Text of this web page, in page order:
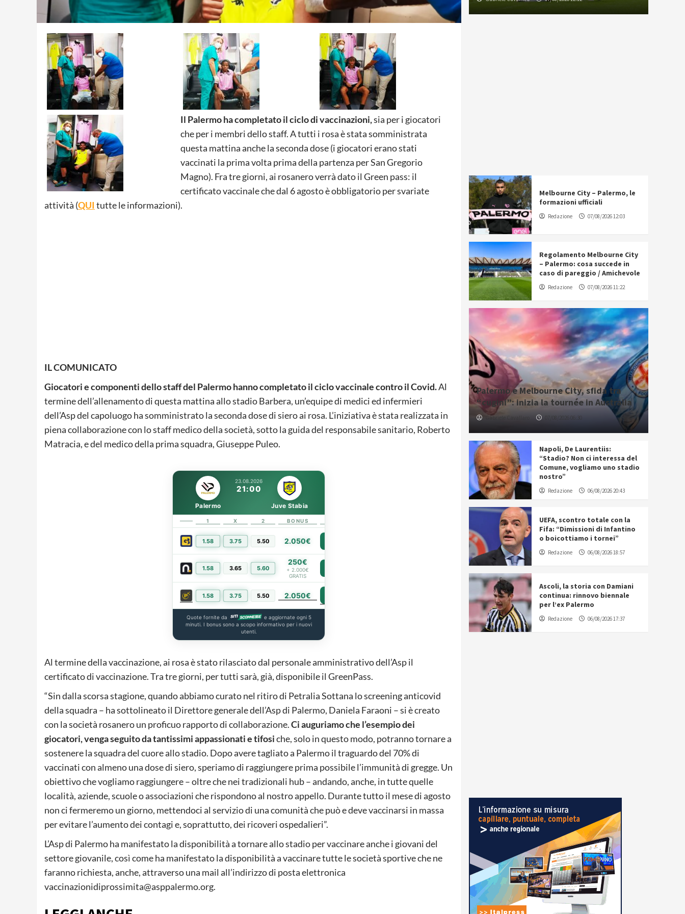
Il Palermo ha completato il ciclo di vaccinazioni,sia per i giocatori
che per i membri dello staff. A tutti i rosa è stata somministrata
questa mattina anche la seconda dose (i giocatori erano stati
vaccinati la prima volta prima della partenza per San Gregorio
Magno). Fra tre giorni, ai rosanero verrà dato il Green pass: il
certificato vaccinale che dal 6 agosto è obbligatorio per svariate
attività (QUI tutte le informazioni).
IL COMUNICATO
Giocatori e componenti dello staff del Palermo hanno completato il ciclo vaccinale contro il Covid.Al
termine dell’allenamento di questa mattina allo stadio Barbera, un’equipe di medici ed infermieri
dell’Asp del capoluogo ha somministrato la seconda dose di siero ai rosa. L’iniziativa è stata realizzata in
piena collaborazione con lo staff medico della società, sotto la guida del responsabile sanitario, Roberto
Matracia, e del medico della prima squadra, Giuseppe Puleo.
23.08.2026
21:00
Palermo Juve Stabia
1 X 2 BONUS
1.58 3.75 5.50 2.050€
1.58 3.65 5.60
250€
+ 2.000€
GRATIS
1.58 3.75 5.50 2.050€
Quote fornite da
e aggiornate ogni 5
minuti. I bonus sono a scopo informativo per i nuovi
utenti.
Al termine della vaccinazione, ai rosa è stato rilasciato dal personale amministrativo dell’Asp il
certificato di vaccinazione. Tra tre giorni, per tutti sarà, già, disponibile il GreenPass.
“Sin dalla scorsa stagione, quando abbiamo curato nel ritiro di Petralia Sottana lo screening anticovid
della squadra – ha sottolineato il Direttore generale dell’Asp di Palermo, Daniela Faraoni – si è creato
con la società rosanero un proficuo rapporto di collaborazione.Ci auguriamo che l’esempio dei
giocatori, venga seguito da tantissimi appassionati e tifosiche, solo in questo modo, potranno tornare a
sostenere la squadra del cuore allo stadio. Dopo avere tagliato a Palermo il traguardo del 70% di
vaccinati con almeno una dose di siero, speriamo di raggiungere prima possibile l’immunità di gregge. Un
obiettivo che vogliamo raggiungere – oltre che nei tradizionali hub – andando, anche, in tutte quelle
località, aziende, scuole o associazioni che rispondono al nostro appello. Durante tutto il mese di agosto
non ci fermeremo un giorno, mettendoci al servizio di una comunità che può e deve vaccinarsi in massa
per evitare l’aumento dei contagi e, soprattutto, dei ricoveri ospedalieri”.
L’Asp di Palermo ha manifestato la disponibilità a tornare allo stadio per vaccinare anche i giovani del
settore giovanile, così come ha manifestato la disponibilità a vaccinare tutte le società sportive che ne
faranno richiesta, anche, attraverso una mail all’indirizzo di posta elettronica
vaccinazionidiprossimita@asppalermo.org.
Melbourne City – Palermo, le
formazioni ufficiali
Redazione 07/08/2026 12:03
Regolamento Melbourne City
– Palermo: cosa succede in
caso di pareggio / Amichevole
Redazione 07/08/2026 11:22
Palermo e Melbourne City, sfida tra
“cugini”: inizia la tournée in Australia
Gabriele Cavallaro 07/08/2026 06:30
Napoli, De Laurentiis:
“Stadio? Non ci interessa del
Comune, vogliamo uno stadio
nostro”
Redazione 06/08/2026 20:43
UEFA, scontro totale con la
Fifa: “Dimissioni di Infantino
o boicottiamo i tornei”
Redazione 06/08/2026 18:57
Ascoli, la storia con Damiani
continua: rinnovo biennale
per l’ex Palermo
Redazione 06/08/2026 17:37